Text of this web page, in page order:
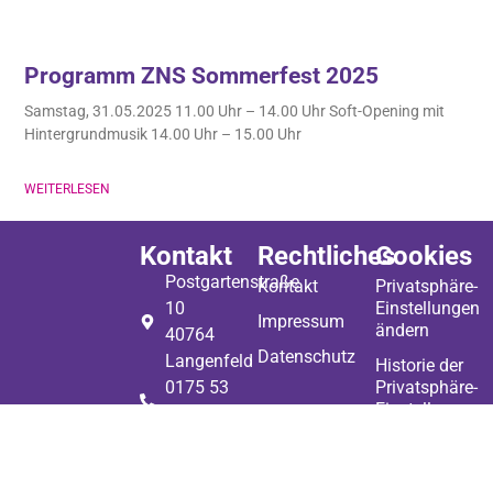
Programm ZNS Sommerfest 2025
Samstag, 31.05.2025 11.00 Uhr – 14.00 Uhr Soft-Opening mit
Hintergrundmusik 14.00 Uhr – 15.00 Uhr
WEITERLESEN
Kontakt
Postgartenstraße
10
40764
Langenfeld
0175 53
Rechtliches
Kontakt
Impressum
Datenschutz
Cookies
Privatsphäre-
Einstellungen
ändern
Historie der
Privatsphäre-
Einstellungen